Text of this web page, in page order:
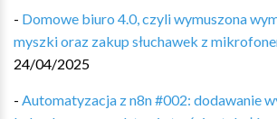
- Domowe biuro 4.0, czyli wymuszona
myszki oraz zakup słuchawek z
24/04/2025
- Automatyzacja z n8n #002: dodawanie